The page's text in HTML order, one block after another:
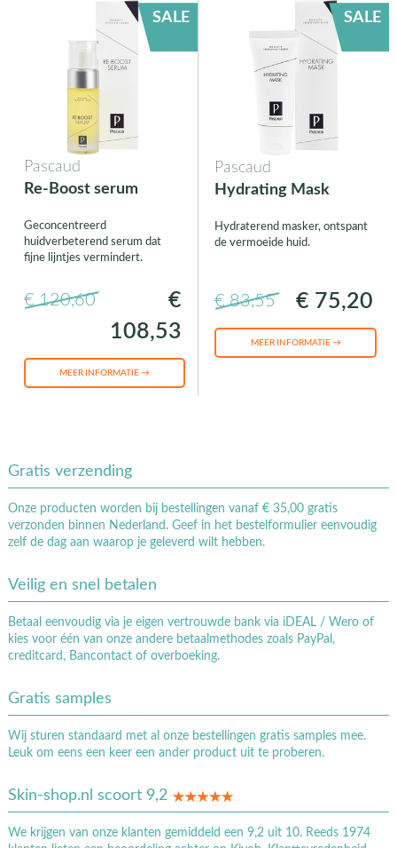
SALE
Pascaud
Re-Boost serum
Geconcentreerd
huidverbeterend serum dat
fijne lijntjes vermindert.
€ 120,60
€
108,53
MEER INFORMATIE →
SALE
Pascaud
Hydrating Mask
Hydraterend masker, ontspant
de vermoeide huid.
€ 83,55 € 75,20
MEER INFORMATIE →
Gratis verzending
Onze producten worden bij bestellingen vanaf € 35,00 gratis
verzonden binnen Nederland. Geef in het bestelformulier eenvoudig
zelf de dag aan waarop je geleverd wilt hebben.
Veilig en snel betalen
Betaal eenvoudig via je eigen vertrouwde bank via iDEAL / Wero of
kies voor één van onze andere betaalmethodes zoals PayPal,
creditcard, Bancontact of overboeking.
Gratis samples
Wij sturen standaard met al onze bestellingen gratis samples mee.
Leuk om eens een keer een ander product uit te proberen.
Skin-shop.nl scoort 9,2
We krijgen van onze klanten gemiddeld een 9,2 uit 10. Reeds 1974